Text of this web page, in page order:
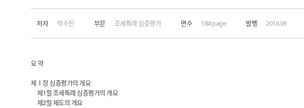
저자 박수진 부문 조세특례 심층평가 면수 184 page 발행 2016.09
요 약
제Ⅰ장 심층평가의 개요
제1절 조세특례 심층평가의 개요
제2절 제도의 개요